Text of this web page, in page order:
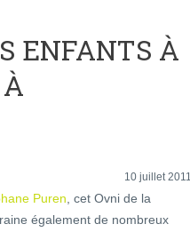
ENFANTS À
10 juillet 2011
Puren , cet Ovni de la
également de nombreux